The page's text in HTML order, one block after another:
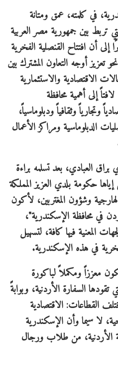
في كلمته، عمق ومتانة
تربط بين جمهورية مصر العربية
إلى أن افتتاح القنصلية الفخرية
تعزيز أوجه التعاون المشترك بين
الاقتصادية والاستثمارية
إلى أهمية محافظة
وتجارياً وثقافياً ودبلوماسياً،
الدبلوماسية ومراكز الأعمال
العبادي، بعد تسلمه براءة
إياها حكومة بلدي العزيز المملكة
وشؤون المغتربين، لأكون
في محافظة الإسكندرية"،
المعنية فيها كافة، لتسهيل
في هذه الإسكندرية.
معززاً ومكملاً لباكورة
السفارة الأردنية، وبوابةً
القطاعات: الاقتصادية
لا سيما وأن الإسكندرية
الأردنية، من طلاب ورجال